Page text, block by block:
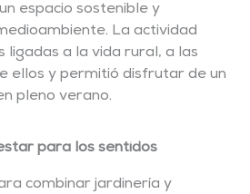
espacio sostenible y
La actividad
a la vida rural, a las
ellos y permitió disfrutar de un
pleno verano.
para los sentidos
combinar jardinería y